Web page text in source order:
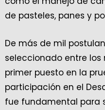
de pasteles, panes y
De más de mil
seleccionado entre los
primer puesto en la
participación en el
fue fundamental para